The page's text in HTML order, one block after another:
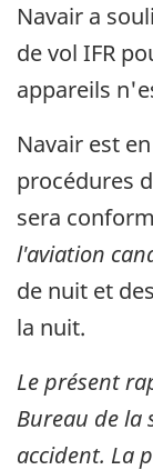
Navair a
de vol IFR
appareils
Navair est
procédures
sera
l'aviation
de nuit et
la nuit.
Le présent
Bureau de la
accident. La